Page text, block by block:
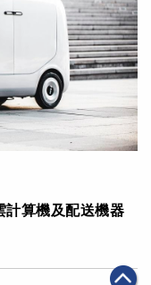
計算機及配送機器